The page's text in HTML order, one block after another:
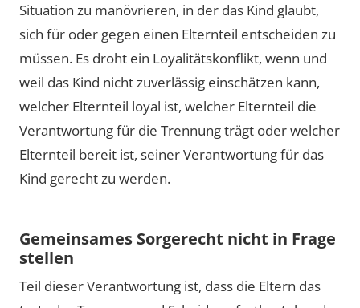
Situation zu manövrieren, in der das Kind glaubt,
sich für oder gegen einen Elternteil entscheiden zu
müssen. Es droht ein Loyalitätskonflikt, wenn und
weil das Kind nicht zuverlässig einschätzen kann,
welcher Elternteil loyal ist, welcher Elternteil die
Verantwortung für die Trennung trägt oder welcher
Elternteil bereit ist, seiner Verantwortung für das
Kind gerecht zu werden.
Gemeinsames Sorgerecht nicht in Frage
stellen
Teil dieser Verantwortung ist, dass die Eltern das